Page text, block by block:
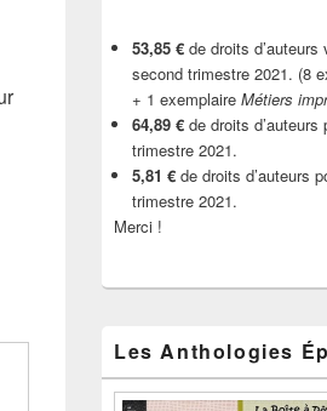
53,85 € de droits
second trimestre 2021. (8
+ 1 exemplaire Métiers
64,89 € de droits
trimestre 2021.
5,81 € de droits d’auteurs
trimestre 2021.
Merci !
Les Anthologies